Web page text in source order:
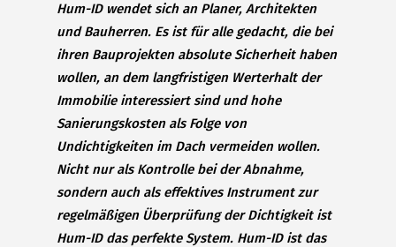
Hum-ID wendet sich an Planer, Architekten
und Bauherren. Es ist für alle gedacht, die bei
ihren Bauprojekten absolute Sicherheit haben
wollen, an dem langfristigen Werterhalt der
Immobilie interessiert sind und hohe
Sanierungskosten als Folge von
Undichtigkeiten im Dach vermeiden wollen.
Nicht nur als Kontrolle bei der Abnahme,
sondern auch als effektives Instrument zur
regelmäßigen Überprüfung der Dichtigkeit ist
Hum-ID das perfekte System. Hum-ID ist das